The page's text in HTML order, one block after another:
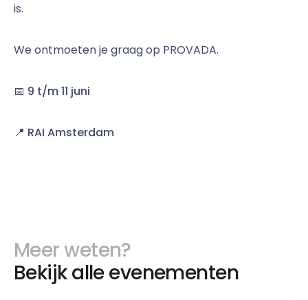
is.
We ontmoeten je graag op PROVADA.
📅 9 t/m 11 juni
📍 RAI Amsterdam
Meer weten?
Bekijk alle evenementen